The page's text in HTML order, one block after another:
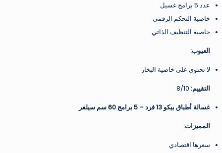
عدد 5 برامج غسيل
خاصية التحكم الرقمي
خاصية التنظيف الذاتي
العيوب:
لا تحتوي على خاصية البخار
التقييم:
غسالة أطباق بيكو 13 فرد – 5 برامج 60 سم سيلفر
المميزات:
سعرها اقتصادي